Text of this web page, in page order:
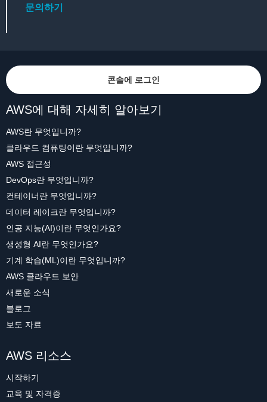
문의하기
콘솔에 로그인
AWS에 대해 자세히 알아보기
AWS란 무엇입니까?
클라우드 컴퓨팅이란 무엇입니까?
AWS 접근성
DevOps란 무엇입니까?
컨테이너란 무엇입니까?
데이터 레이크란 무엇입니까?
인공 지능(AI)이란 무엇인가요?
생성형 AI란 무엇인가요?
기계 학습(ML)이란 무엇입니까?
AWS 클라우드 보안
새로운 소식
블로그
보도 자료
AWS 리소스
시작하기
교육 및 자격증